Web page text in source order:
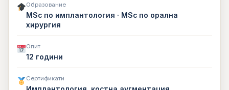
Образование
MSc по имплантология · MSc по орална
хирургия
Опит
12 години
Сертификати